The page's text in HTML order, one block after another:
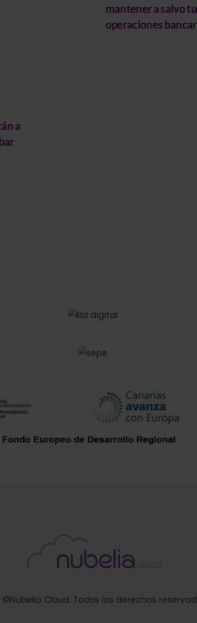
mantener a salvo
operaciones
a
©Nubelia Cloud. Todos los derechos